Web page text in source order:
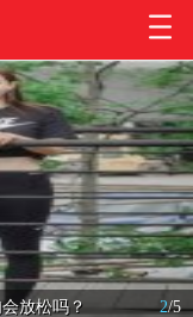
放松吗？ 2/5